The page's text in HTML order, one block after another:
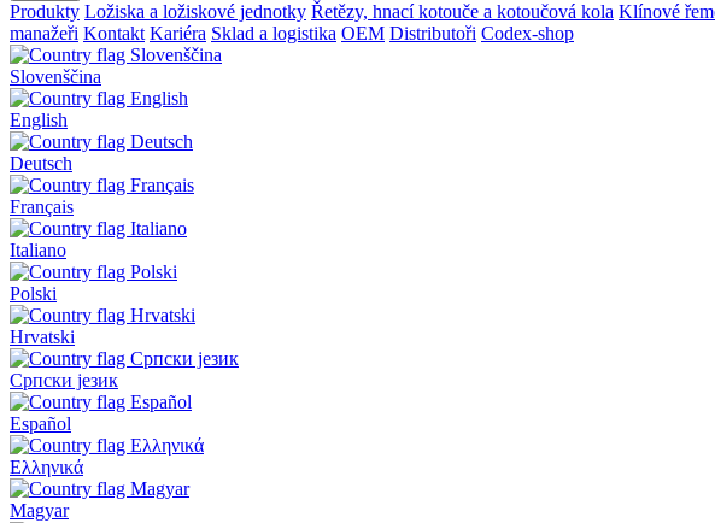
Produkty Ložiska a ložiskové jednotky Řetězy, hnací kotouče a kotoučová kola Klínové
manažeři Kontakt Kariéra Sklad a logistika OEM Distributoři Codex-shop
Slovenščina
English
Deutsch
Français
Italiano
Polski
Hrvatski
Српски језик
Español
Ελληνικά
Magyar